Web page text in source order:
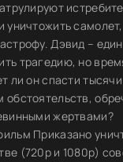
уничтожить
Дэвид –
трагедию, но
ли он спасти
обстоятельств,
жертвами?
Приказано
(720p и 1080p)